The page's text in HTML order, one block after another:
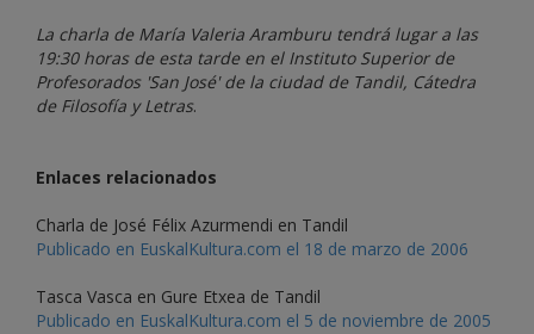
La charla de María Valeria Aramburu tendrá lugar a las
19:30 horas de esta tarde en el Instituto Superior de
Profesorados 'San José' de la ciudad de Tandil, Cátedra
de Filosofía y Letras.
Enlaces relacionados
Charla de José Félix Azurmendi en Tandil
Publicado en EuskalKultura.com el 18 de marzo de 2006
Tasca Vasca en Gure Etxea de Tandil
Publicado en EuskalKultura.com el 5 de noviembre de 2005